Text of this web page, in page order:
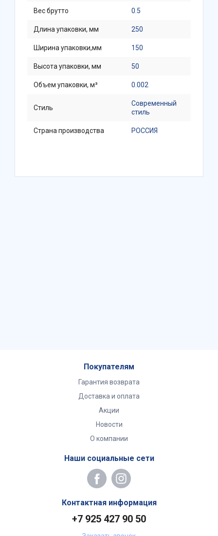
Вес брутто 0.5
Длина упаковки, мм 250
Ширина упаковки,мм 150
Высота упаковки, мм 50
Объем упаковки, м³ 0.002
Стиль
Современный
стиль
Страна производства РОССИЯ
Покупателям
Гарантия возврата
Доставка и оплата
Акции
Новости
О компании
Наши социальные сети
Контактная информация
+7 925 427 90 50